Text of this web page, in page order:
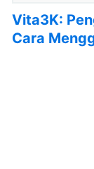
Vita3K:
Cara